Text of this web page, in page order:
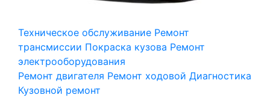
Техническое обслуживание Ремонт
трансмиссии Покраска кузова Ремонт
электрооборудования
Ремонт двигателя Ремонт ходовой Диагностика
Кузовной ремонт